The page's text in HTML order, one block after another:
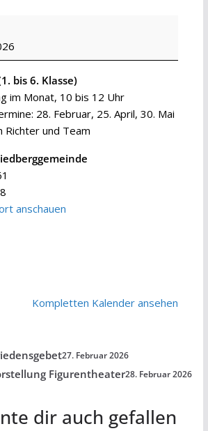
bis 6. Klasse)
im Monat, 10 bis 12 Uhr
28. Februar, 25. April, 30. Mai
Richter und Team
anschauen
Kompletten Kalender ansehen
27. Februar 2026
Figurentheater28. Februar 2026
dir auch gefallen